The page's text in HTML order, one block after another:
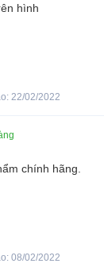
hình
22/02/2022
chính hãng.
08/02/2022